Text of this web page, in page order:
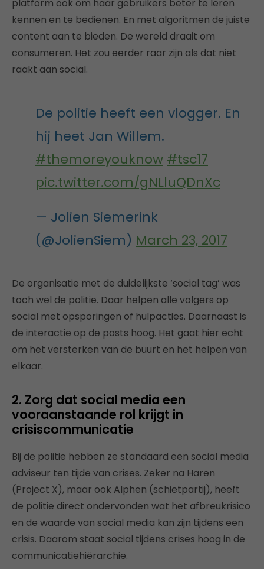
platform ook om haar gebruikers beter te leren
kennen en te bedienen. En met algoritmen de juiste
content aan te bieden. De wereld draait om
consumeren. Het zou eerder raar zijn als dat niet
raakt aan social.
De politie heeft een vlogger. En
hij heet Jan Willem.
#themoreyouknow #tsc17
pic.twitter.com/gNLluQDnXc
— Jolien Siemerink
(@JolienSiem) March 23, 2017
De organisatie met de duidelijkste ‘social tag’ was
toch wel de politie. Daar helpen alle volgers op
social met opsporingen of hulpacties. Daarnaast is
de interactie op de posts hoog. Het gaat hier echt
om het versterken van de buurt en het helpen van
elkaar.
2. Zorg dat social media een
vooraanstaande rol krijgt in
crisiscommunicatie
Bij de politie hebben ze standaard een social media
adviseur ten tijde van crises. Zeker na Haren
(Project X), maar ook Alphen (schietpartij), heeft
de politie direct ondervonden wat het afbreukrisico
en de waarde van social media kan zijn tijdens een
crisis. Daarom staat social tijdens crises hoog in de
communicatiehiërarchie.